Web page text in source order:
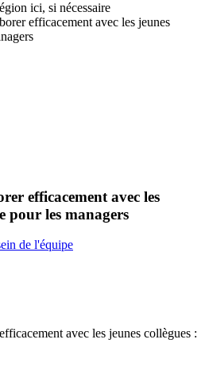
ici, si nécessaire
efficacement avec les jeunes
efficacement avec les
pour les managers
de l'équipe